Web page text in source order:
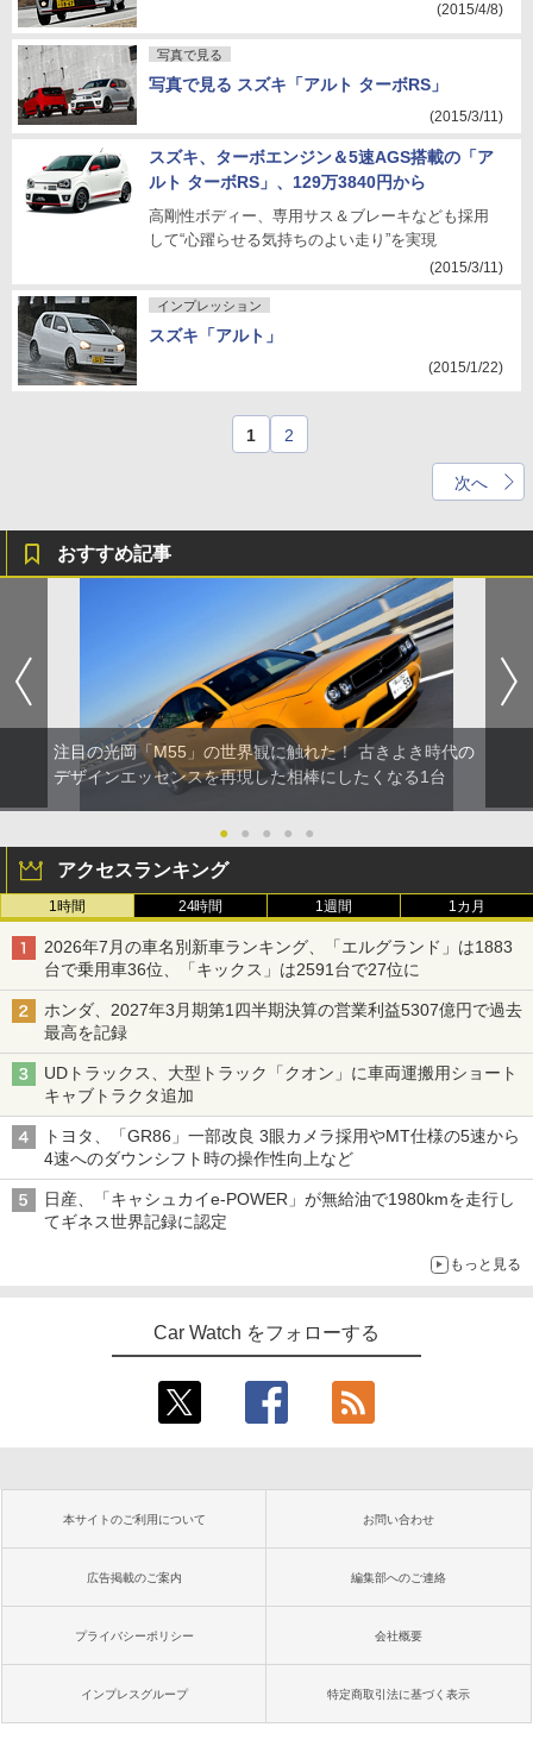
(2015/4/8)
写真で見る
写真で見る スズキ「アルト ターボRS」
(2015/3/11)
スズキ、ターボエンジン＆5速AGS搭載の「ア
ルト ターボRS」、129万3840円から
高剛性ボディー、専用サス＆ブレーキなども採用
して“心躍らせる気持ちのよい走り”を実現
(2015/3/11)
インプレッション
スズキ「アルト」
(2015/1/22)
1 2
次へ
おすすめ記事
注目の光岡「M55」の世界観に触れた！ 古きよき時代の
デザインエッセンスを再現した相棒にしたくなる1台
● ● ● ● ●
アクセスランキング
1時間 24時間 1週間 1カ月
2026年7月の車名別新車ランキング、「エルグランド」は1883
台で乗用車36位、「キックス」は2591台で27位に
ホンダ、2027年3月期第1四半期決算の営業利益5307億円で過去
最高を記録
UDトラックス、大型トラック「クオン」に車両運搬用ショート
キャブトラクタ追加
トヨタ、「GR86」一部改良 3眼カメラ採用やMT仕様の5速から
4速へのダウンシフト時の操作性向上など
日産、「キャシュカイe-POWER」が無給油で1980kmを走行し
てギネス世界記録に認定
もっと見る
Car Watch をフォローする
本サイトのご利用について お問い合わせ
広告掲載のご案内 編集部へのご連絡
プライバシーポリシー 会社概要
インプレスグループ 特定商取引法に基づく表示